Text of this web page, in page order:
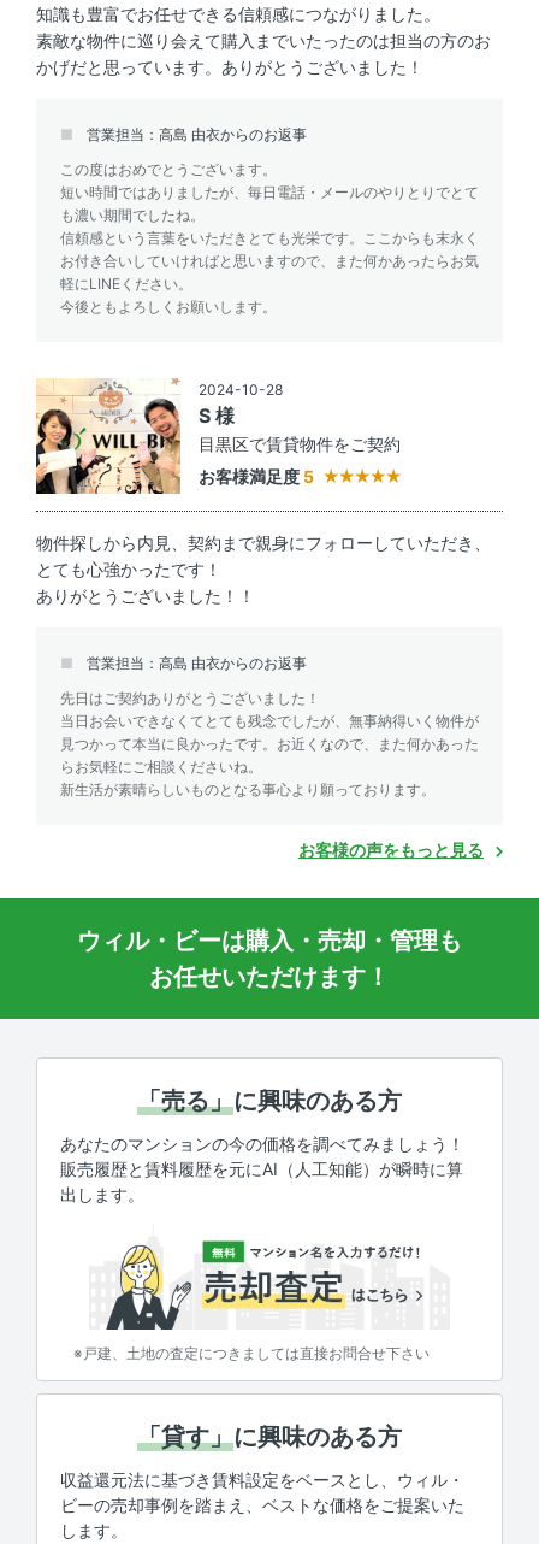
知識も豊富でお任せできる信頼感につながりました。
素敵な物件に巡り会えて購入までいたったのは担当の方のお
かげだと思っています。ありがとうございました！
営業担当：高島 由衣からのお返事
この度はおめでとうございます。
短い時間ではありましたが、毎日電話・メールのやりとりでとて
も濃い期間でしたね。
信頼感という言葉をいただきとても光栄です。ここからも末永く
お付き合いしていければと思いますので、また何かあったらお気
軽にLINEください。
今後ともよろしくお願いします。
2024-10-28
S 様
目黒区で賃貸物件をご契約
お客様満足度 5
物件探しから内見、契約まで親身にフォローしていただき、
とても心強かったです！
ありがとうございました！！
営業担当：高島 由衣からのお返事
先日はご契約ありがとうございました！
当日お会いできなくてとても残念でしたが、無事納得いく物件が
見つかって本当に良かったです。お近くなので、また何かあった
らお気軽にご相談くださいね。
新生活が素晴らしいものとなる事心より願っております。
お客様の声をもっと見る
ウィル・ビーは購入・売却・管理も
お任せいただけます！
「売る」に興味のある方
あなたのマンションの今の価格を調べてみましょう！
販売履歴と賃料履歴を元にAI（人工知能）が瞬時に算
出します。
※戸建、土地の査定につきましては直接お問合せ下さい
「貸す」に興味のある方
収益還元法に基づき賃料設定をベースとし、ウィル・
ビーの売却事例を踏まえ、ベストな価格をご提案いた
します。